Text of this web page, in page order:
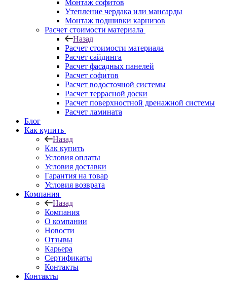
Монтаж софитов
Утепление чердака или мансарды
Монтаж подшивки карнизов
Расчет стоимости материала
Назад
Расчет стоимости материала
Расчет сайдинга
Расчет фасадных панелей
Расчет софитов
Расчет водосточной системы
Расчет террасной доски
Расчет поверхностной дренажной системы
Расчет ламината
Блог
Как купить
Назад
Как купить
Условия оплаты
Условия доставки
Гарантия на товар
Условия возврата
Компания
Назад
Компания
О компании
Новости
Отзывы
Карьера
Сертификаты
Контакты
Контакты